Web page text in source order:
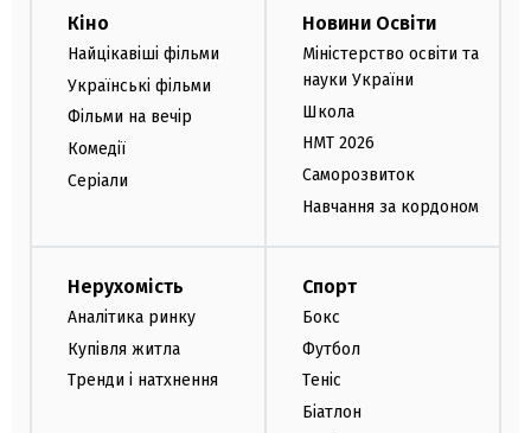
Кіно
Найцікавіші фільми
Українські фільми
Фільми на вечір
Комедії
Серіали
Новини Освіти
Міністерство освіти та
науки України
Школа
НМТ 2026
Саморозвиток
Навчання за кордоном
Нерухомість
Аналітика ринку
Купівля житла
Тренди і натхнення
Спорт
Бокс
Футбол
Теніс
Біатлон